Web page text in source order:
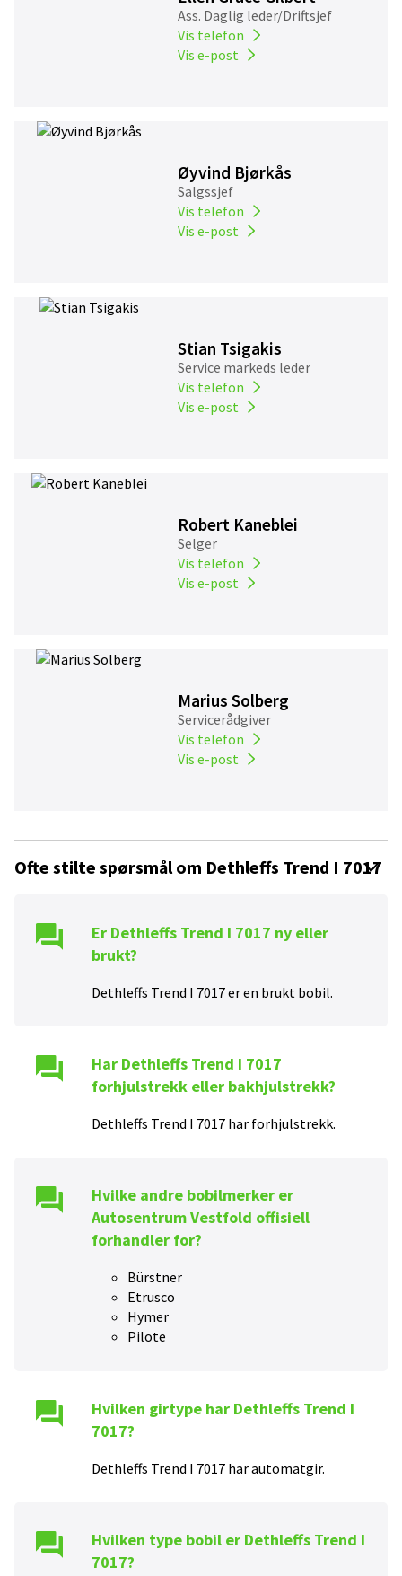
Ass. Daglig leder/Driftsjef
Vis telefon
Vis e-post
Øyvind Bjørkås
Salgssjef
Vis telefon
Vis e-post
Stian Tsigakis
Service markeds leder
Vis telefon
Vis e-post
Robert Kaneblei
Selger
Vis telefon
Vis e-post
Marius Solberg
Servicerådgiver
Vis telefon
Vis e-post
Ofte stilte spørsmål om Dethleffs Trend I 7017
Er Dethleffs Trend I 7017 ny eller
brukt?
Dethleffs Trend I 7017er en brukt bobil.
Har Dethleffs Trend I 7017
forhjulstrekk eller bakhjulstrekk?
Dethleffs Trend I 7017 har forhjulstrekk.
Hvilke andre bobilmerker er
Autosentrum Vestfold offisiell
forhandler for?
Bürstner
Etrusco
Hymer
Pilote
Hvilken girtype har Dethleffs Trend I
7017?
Dethleffs Trend I 7017 harautomatgir.
Hvilken type bobil er Dethleffs Trend I
7017?